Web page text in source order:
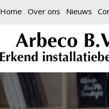
Home Over ons Nieuws